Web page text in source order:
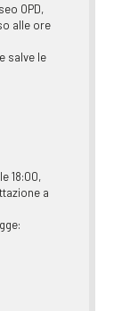
OPD,
alle ore
salve le
18:00,
a